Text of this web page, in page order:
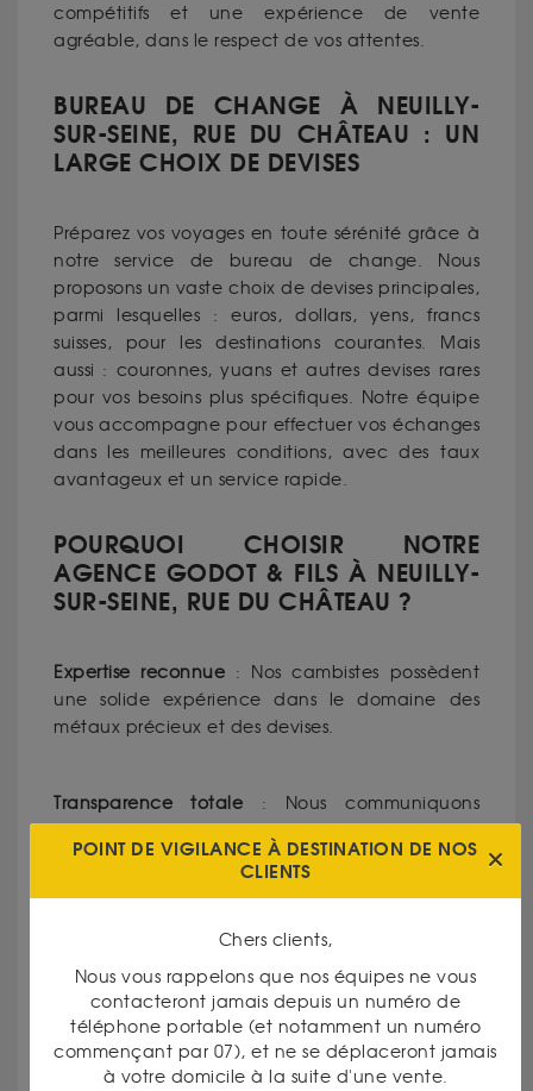
compétitifs et une expérience de vente
agréable, dans le respect de vos attentes.
BUREAU DE CHANGE À NEUILLY-
SUR-SEINE, RUE DU CHÂTEAU : UN
LARGE CHOIX DE DEVISES
Préparez vos voyages en toute sérénité grâce à
notre service de bureau de change. Nous
proposons un vaste choix de devises principales,
parmi lesquelles : euros, dollars, yens, francs
suisses, pour les destinations courantes. Mais
aussi : couronnes, yuans et autres devises rares
pour vos besoins plus spécifiques. Notre équipe
vous accompagne pour effectuer vos échanges
dans les meilleures conditions, avec des taux
avantageux et un service rapide.
POURQUOI CHOISIR NOTRE
AGENCE GODOT & FILS À NEUILLY-
SUR-SEINE, RUE DU CHÂTEAU ?
Expertise reconnue : Nos cambistes possèdent
une solide expérience dans le domaine des
métaux précieux et des devises.
Transparence totale : Nous communiquons
de vos biens.
Service personnalisé: Chaque client est unique,
à vos besoins spécifiques.
Réputation d’excellence
: dans la région Île-de-
POINT DE VIGILANCE À DESTINATION DE NOS
CLIENTS
Chers clients,
Nous vous rappelons que nos équipes ne vous
contacteront jamais depuis un numéro de
téléphone portable (et notamment un numéro
commençant par 07), et ne se déplaceront jamais
à votre domicile à la suite d'une vente.